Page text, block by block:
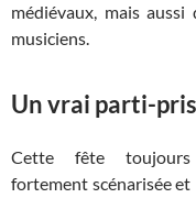
médiévaux, mais
musiciens.
Un vrai parti-
Cette fête toujours
fortement scénarisée et